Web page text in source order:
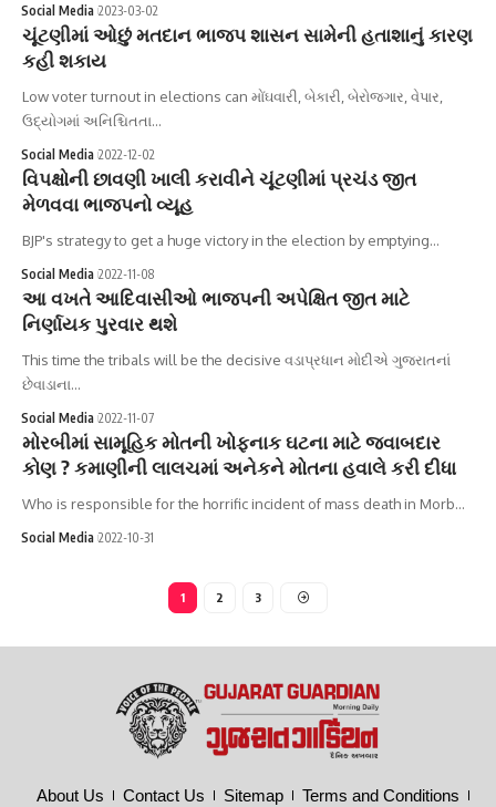
Social Media 2023-03-02
ચૂંટણીમાં ઓછું મતદાન ભાજપ શાસન સામેની હતાશાનું કારણ
કહી શકાય
Low voter turnout in elections can મોંઘવારી, બેકારી, બેરોજગાર, વેપાર,
ઉદ્યોગમાં અનિશ્ચિતતા…
Social Media 2022-12-02
વિપક્ષોની છાવણી ખાલી કરાવીને ચૂંટણીમાં પ્રચંડ જીત
મેળવવા ભાજપનો વ્યૂહ
BJP's strategy to get a huge victory in the election by emptying…
Social Media 2022-11-08
આ વખતે આદિવાસીઓ ભાજપની અપેક્ષિત જીત માટે
નિર્ણાયક પુરવાર થશે
This time the tribals will be the decisive વડાપ્રધાન મોદીએ ગુજરાતનાં
છેવાડાના…
Social Media 2022-11-07
મોરબીમાં સામૂહિક મોતની ખોફનાક ઘટના માટે જવાબદાર
કોણ ? કમાણીની લાલચમાં અનેકને મોતના હવાલે કરી દીધા
Who is responsible for the horrific incident of mass death in Morb…
Social Media 2022-10-31
1 2 3
About Us Contact Us Sitemap
Terms and Conditions